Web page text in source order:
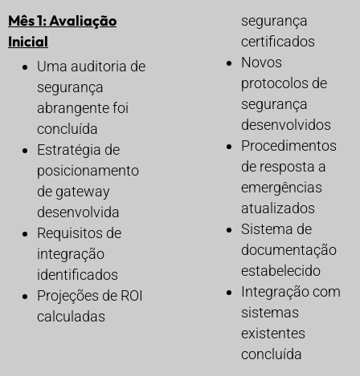
Mês 1: Avaliação
Inicial
Uma auditoria de
segurança
abrangente foi
concluída
Estratégia de
posicionamento
de gateway
desenvolvida
Requisitos de
integração
identificados
Projeções de ROI
calculadas
segurança
certificados
Novos
protocolos de
segurança
desenvolvidos
Procedimentos
de resposta a
emergências
atualizados
Sistema de
documentação
estabelecido
Integração com
sistemas
existentes
concluída